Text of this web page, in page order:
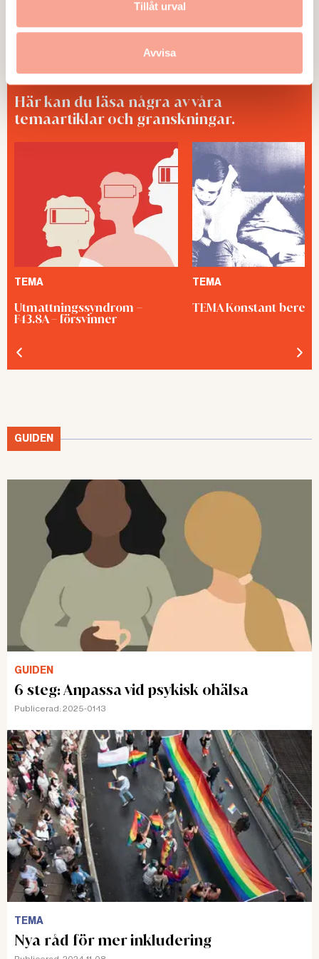
Tillåt urval
Avvisa
Här kan du läsa några av våra
temaartiklar och granskningar.
TEMA
Utmattningssyndrom –
F43.8A – försvinner
TEMA
TEMA Konstant
GUIDEN
GUIDEN
6 steg: Anpassa vid psykisk ohälsa
Publicerad: 2025-01-13
TEMA
Nya råd för mer inkludering